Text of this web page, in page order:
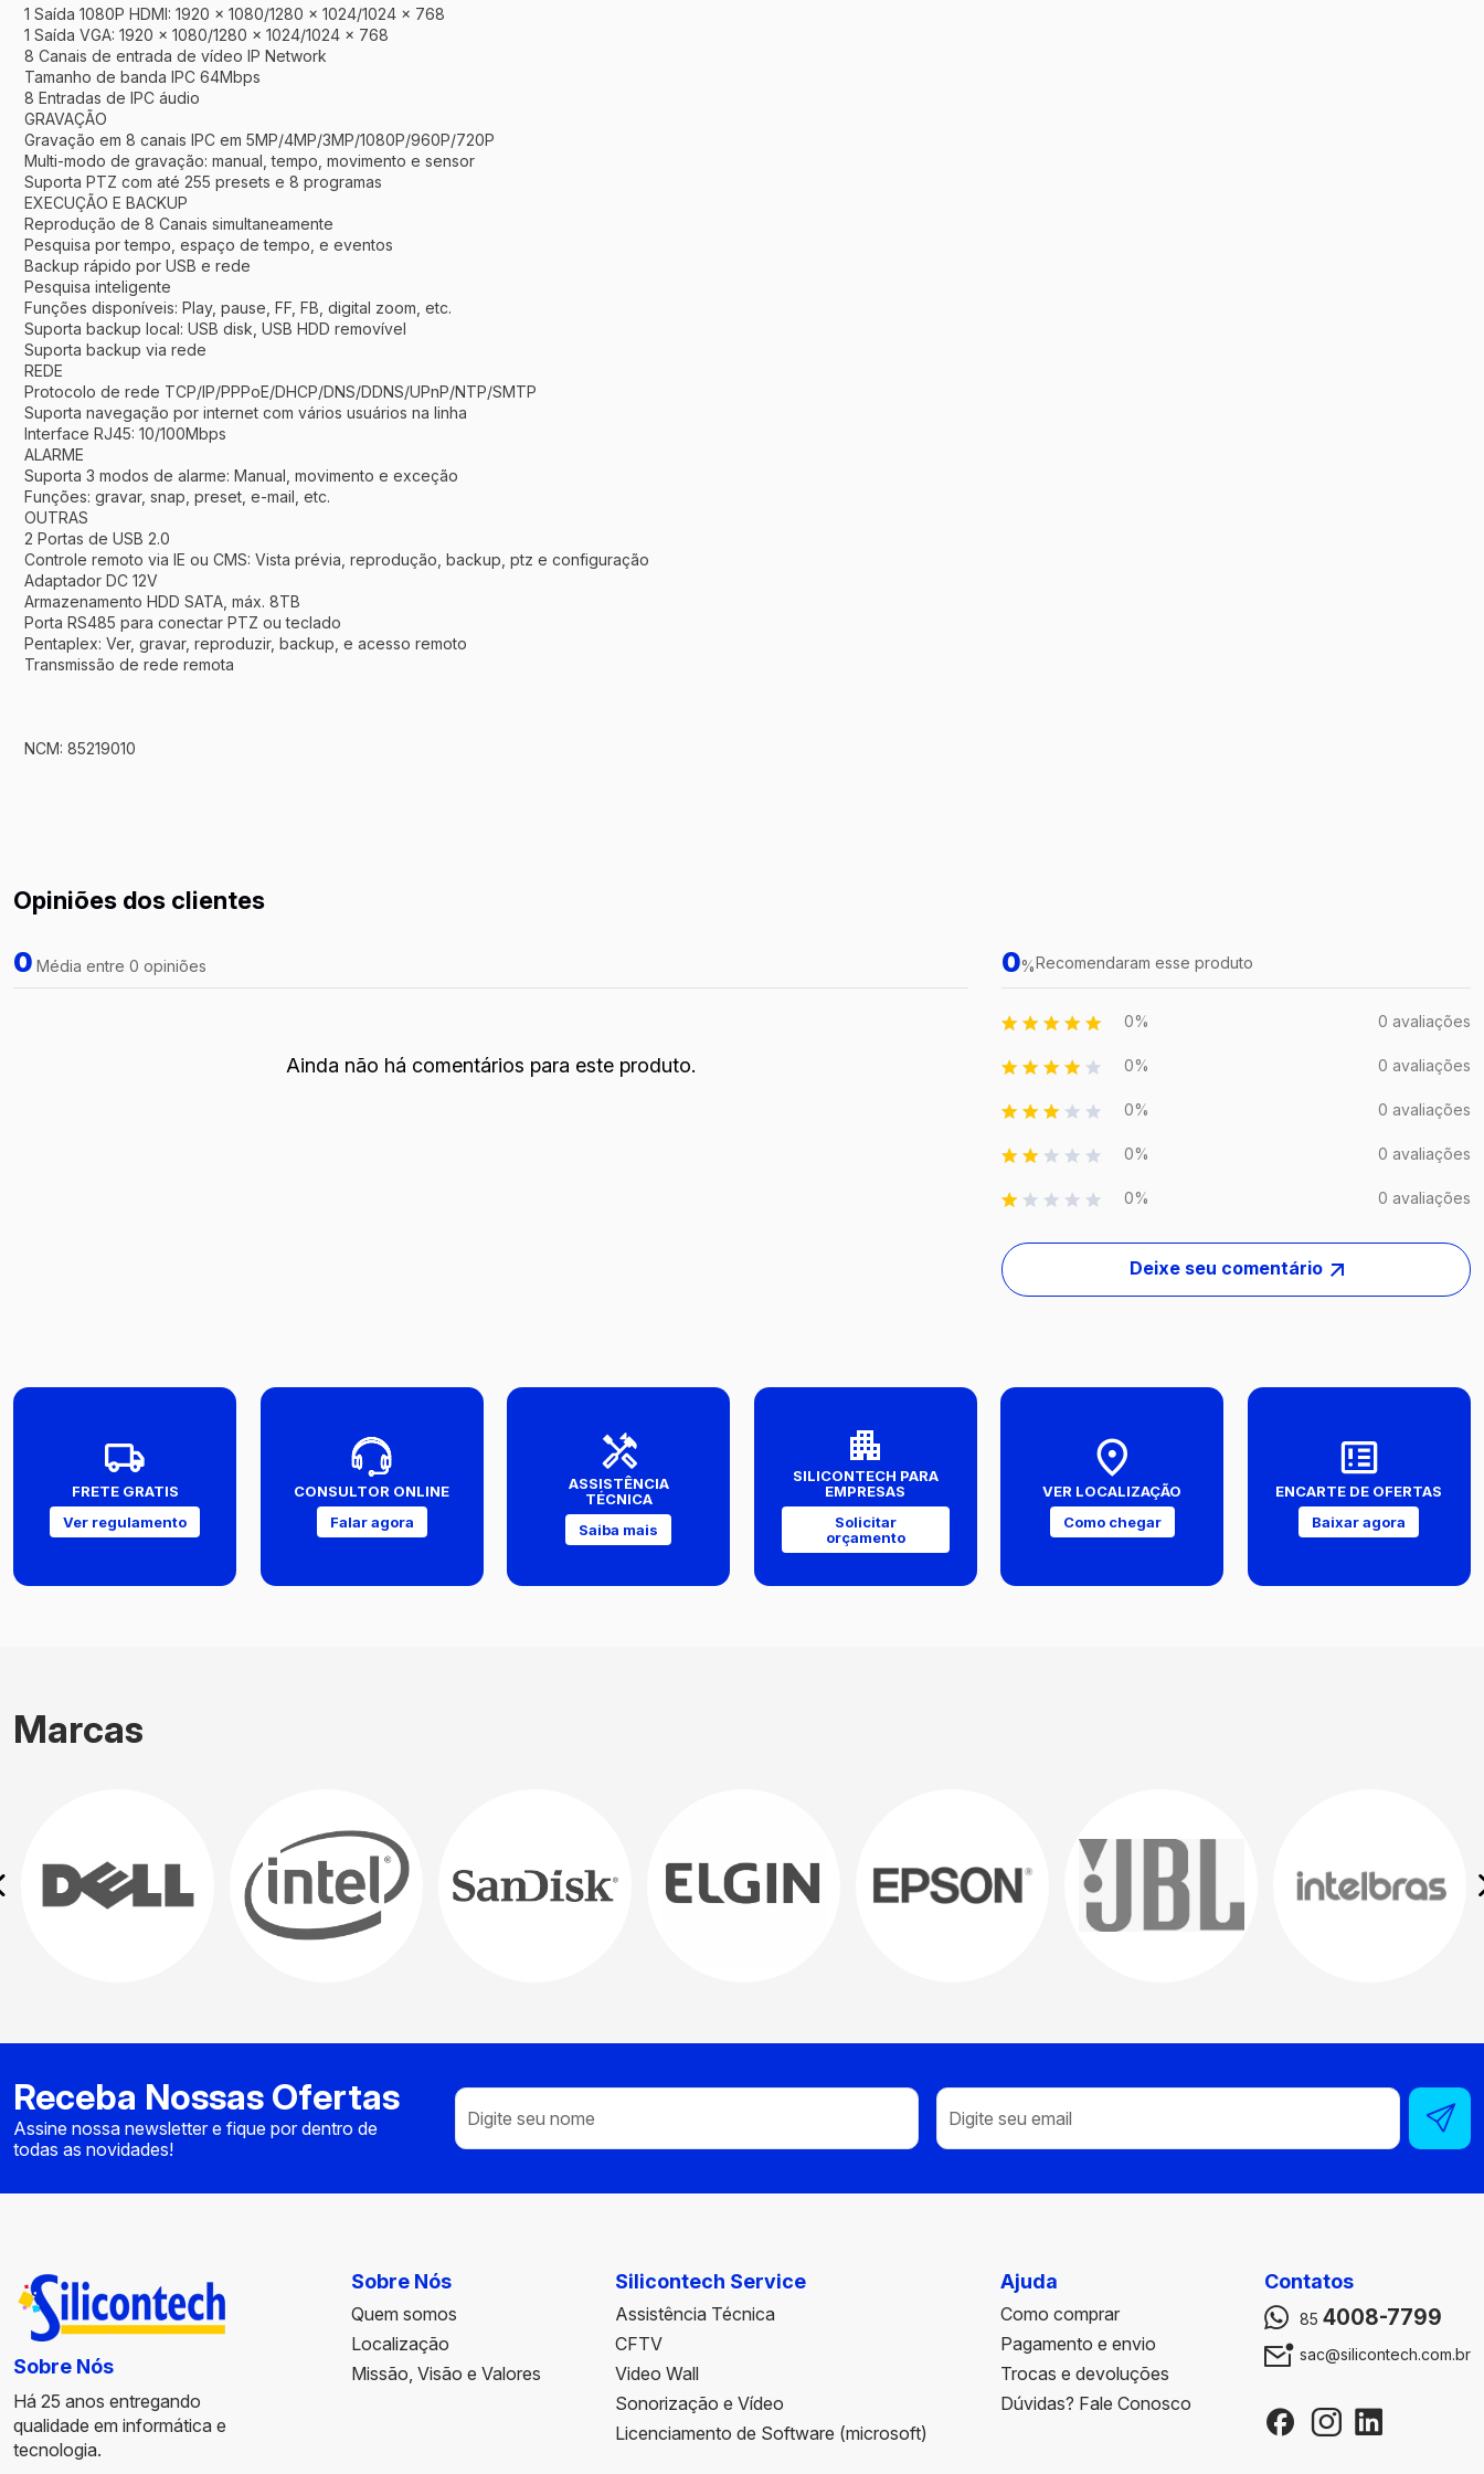
1 Saída 1080P HDMI: 1920 x 1080/1280 x 1024/1024 x 768
1 Saída VGA: 1920 x 1080/1280 x 1024/1024 x 768
8 Canais de entrada de vídeo IP Network
Tamanho de banda IPC 64Mbps
8 Entradas de IPC áudio
GRAVAÇÃO
Gravação em 8 canais IPC em 5MP/4MP/3MP/1080P/960P/720P
Multi-modo de gravação: manual, tempo, movimento e sensor
Suporta PTZ com até 255 presets e 8 programas
EXECUÇÃO E BACKUP
Reprodução de 8 Canais simultaneamente
Pesquisa por tempo, espaço de tempo, e eventos
Backup rápido por USB e rede
Pesquisa inteligente
Funções disponíveis: Play, pause, FF, FB, digital zoom, etc.
Suporta backup local: USB disk, USB HDD removível
Suporta backup via rede
REDE
Protocolo de rede TCP/IP/PPPoE/DHCP/DNS/DDNS/UPnP/NTP/SMTP
Suporta navegação por internet com vários usuários na linha
Interface RJ45: 10/100Mbps
ALARME
Suporta 3 modos de alarme: Manual, movimento e exceção
Funções: gravar, snap, preset, e-mail, etc.
OUTRAS
2 Portas de USB 2.0
Controle remoto via IE ou CMS: Vista prévia, reprodução, backup, ptz e configuração
Adaptador DC 12V
Armazenamento HDD SATA, máx. 8TB
Porta RS485 para conectar PTZ ou teclado
Pentaplex: Ver, gravar, reproduzir, backup, e acesso remoto
Transmissão de rede remota
NCM: 85219010
Opiniões dos clientes
0 Média entre 0 opiniões
Ainda não há comentários para este produto.
0%Recomendaram esse produto
0% 0 avaliações
0% 0 avaliações
0% 0 avaliações
0% 0 avaliações
0% 0 avaliações
Deixe seu comentário
FRETE GRATIS
Ver regulamento
CONSULTOR ONLINE
Falar agora
ASSISTÊNCIA
TÉCNICA
Saiba mais
SILICONTECH PARA
EMPRESAS
Solicitar
orçamento
VER LOCALIZAÇÃO
Como chegar
ENCARTE DE OFERTAS
Baixar agora
Marcas
Receba Nossas Ofertas
Assine nossa newsletter e fique por dentro de
todas as novidades!
Sobre Nós
Há 25 anos entregando
qualidade em informática e
tecnologia.
Sobre Nós
Quem somos
Localização
Missão, Visão e Valores
Silicontech Service
Assistência Técnica
CFTV
Video Wall
Sonorização e Vídeo
Licenciamento de Software (microsoft)
Ajuda
Como comprar
Pagamento e envio
Trocas e devoluções
Dúvidas? Fale Conosco
Contatos
85 4008-7799
sac@silicontech.com.br